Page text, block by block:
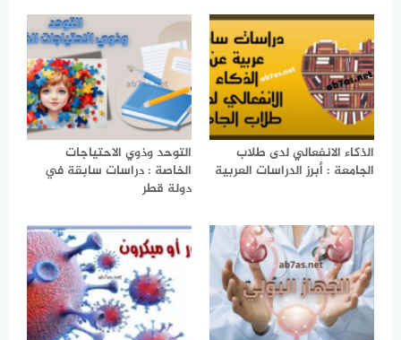
الذكاء الانفعالي لدى طلاب
الجامعة : أبرز الدراسات العربية
التوحد وذوي الاحتياجات
الخاصة : دراسات سابقة في
دولة قطر